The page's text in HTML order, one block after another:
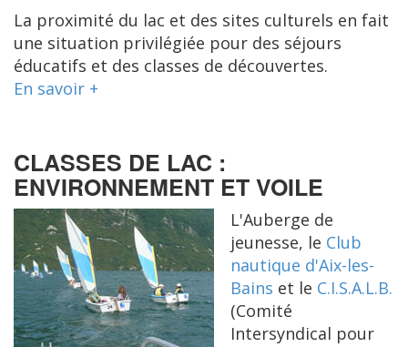
La proximité du lac et des sites culturels en fait
une situation privilégiée pour des séjours
éducatifs et des classes de découvertes.
En savoir +
CLASSES DE LAC :
ENVIRONNEMENT ET VOILE
L'Auberge de
jeunesse, le Club
nautique d'Aix-les-
Bains et le C.I.S.A.L.B.
(Comité
Intersyndical pour